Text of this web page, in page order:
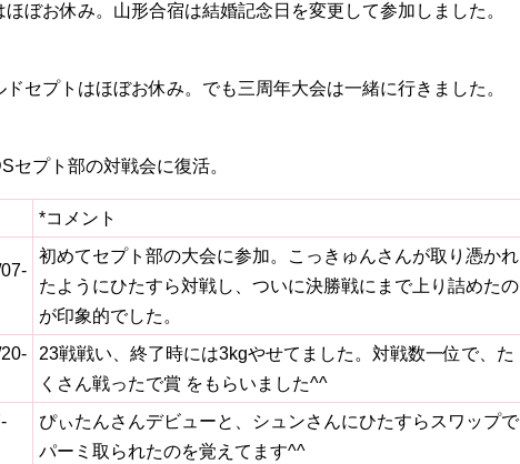
ぼお休み。山形合宿は結婚記念日を変更して参加しました。
セプトはほぼお休み。でも三周年大会は一緒に行きました。
セプト部の対戦会に復活。
*コメント
初めてセプト部の大会に参加。こっきゅんさんが取り憑かれ
たようにひたすら対戦し、ついに決勝戦にまで上り詰めたの
が印象的でした。
23戦戦い、終了時には3kgやせてました。対戦数一位で、た
くさん戦ったで賞 をもらいました^^
ぴぃたんさんデビューと、シュンさんにひたすらスワップで
パーミ取られたのを覚えてます^^